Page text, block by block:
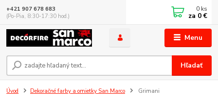
Menu
Hľadať
+421 907 678 683
(Po-Pia, 8:30-17:30 hod.)
0 ks
za 0 €
Úvod Dekoračné farby a omietky San Marco Grimani